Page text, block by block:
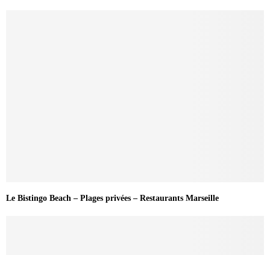
Le Bistingo Beach – Plages privées – Restaurants Marseille